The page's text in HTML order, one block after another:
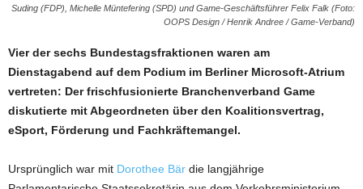
Suding (FDP), Michelle Müntefering (SPD) und Game-Geschäftsführer Felix Falk (Foto:
OOPS Design / Henrik Andree / Game-Verband)
Vier der sechs Bundestagsfraktionen waren am
Dienstagabend auf dem Podium im Berliner Microsoft-Atrium
vertreten: Der frischfusionierte Branchenverband Game
diskutierte mit Abgeordneten über den Koalitionsvertrag,
eSport, Förderung und Fachkräftemangel.
Ursprünglich war mit Dorothee Bär die langjährige